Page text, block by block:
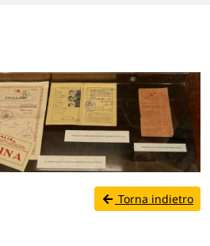
Torna indietro